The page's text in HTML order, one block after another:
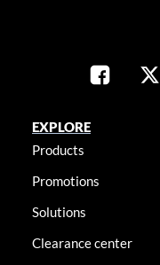
EXPLORE
Products
Promotions
Solutions
Clearance center